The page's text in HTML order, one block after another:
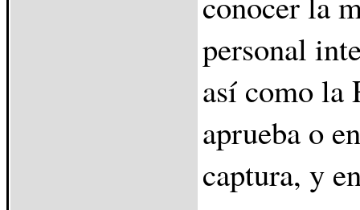
personal
así como la
aprueba o
captura, y